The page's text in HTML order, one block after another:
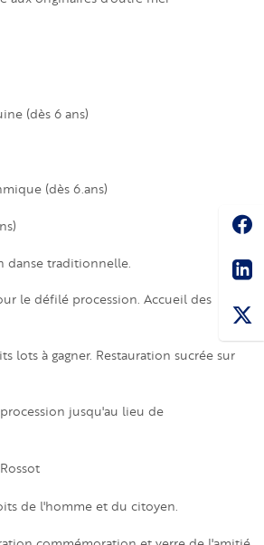
(dès 6 ans)
(dès 6.ans)
danse traditionnelle.
le défilé procession. Accueil des
lots à gagner. Restauration sucrée sur
jusqu'au lieu de
de l'homme et du citoyen.